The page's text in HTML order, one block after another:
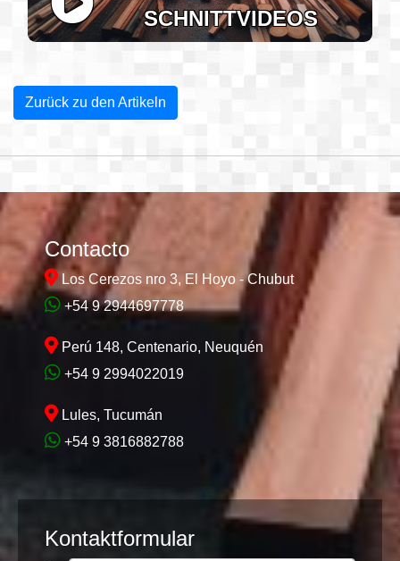
SCHNITTVIDEOS
Zurück zu den Artikeln
Contacto
Los Cerezos nro 3, El Hoyo - Chubut
+54 9 2944697778
Perú 148, Centenario, Neuquén
+54 9 2994022019
Lules, Tucumán
+54 9 3816882788
Kontaktformular